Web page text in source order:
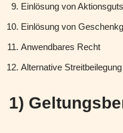
Einlösung von
Einlösung von
Anwendbares Recht
Alternative Streitbeilegung
1)